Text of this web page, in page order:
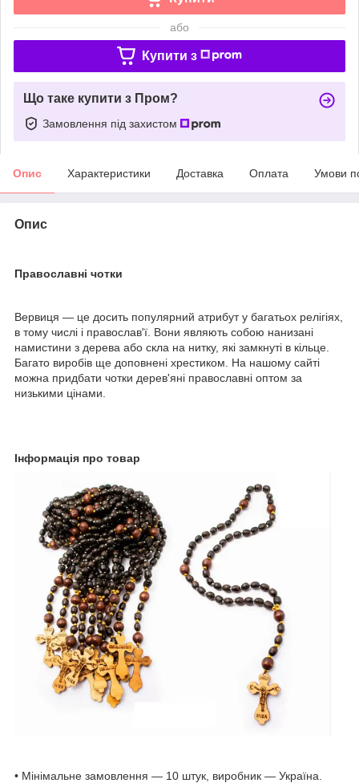
або
Купити з
Що таке купити з Пром?
Замовлення під захистом
Опис Характеристики Доставка Оплата Умови
Опис
Православні чотки
Вервиця — це досить популярний атрибут у багатьох релігіях,
в тому числі і православ'ї. Вони являють собою нанизані
намистини з дерева або скла на нитку, які замкнуті в кільце.
Багато виробів ще доповнені хрестиком. На нашому сайті
можна придбати чотки дерев'яні православні оптом за
низькими цінами.
Інформація про товар
• Мінімальне замовлення — 10 штук, виробник — Україна.